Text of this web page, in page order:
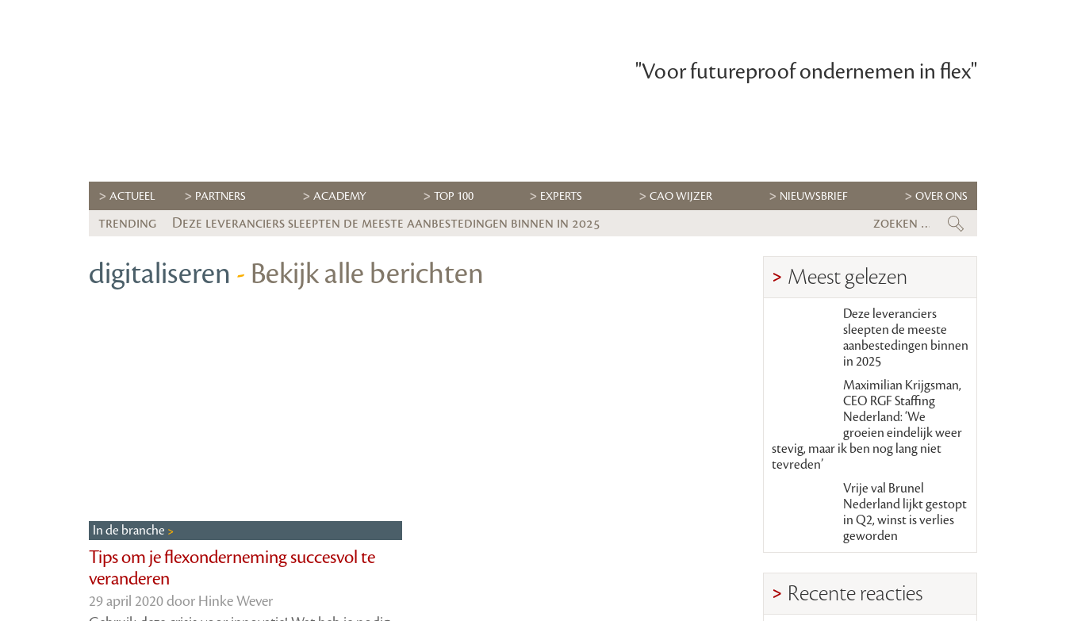
"Voor futureproof ondernemen in flex"
ACTUEEL PARTNERS ACADEMY TOP 100 EXPERTS CAO WIJZER NIEUWSBRIEF OVER ONS
trending Deze leveranciers sleepten de meeste aanbestedingen binnen in 2025 Flexbranche wacht
digitaliseren - Bekijk alle berichten
In de branche
Tips om je flexonderneming succesvol te
veranderen
29 april 2020 door Hinke Wever
Meest gelezen
Deze leveranciers
sleepten de meeste
aanbestedingen binnen
in 2025
Maximilian Krijgsman,
CEO RGF Staffing
Nederland: ‘We
groeien eindelijk weer
stevig, maar ik ben nog lang niet
tevreden’
Vrije val Brunel
Nederland lijkt gestopt
in Q2, winst is verlies
geworden
Recente reacties